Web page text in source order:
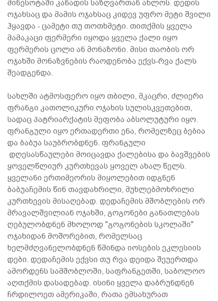
მინესოტაში კანადის საზღვართან ახლოს. დედის
ოჯახსაც და მამის ოჯახსაც კიდევ უფრო მეტი შვილი
ჰყავდა - ცამეტი თუ თოთხმეტი. თითქმის ყველა
მამაკაცი ფერმერი იყოდა ყველა ქალი იყო
ფერმერის ცოლი ან მონაზონი. მისი თაობის ორ
ოჯახში მონაზვნების რაოდენობა ექვს-რვა ქალს
შეადგენდა.
სახლში ატმოსფერო იყო თბილი, მკაცრი, ძლიერი
ფრანგი კათოლიკური ოჯახის სულისკვეთებით,
სადაც პატრიარქატის მეფობა აბსოლუტური იყო.
ფრანგული იყო ერთადერთი ენა, რომელზეც ბებია
და ბაბუა საუბრობდნენ. ფრანგული
დღესასწაულები მოიცავდა ქალებისა და ბავშვების
ყოველწლიურ კურთხევას ყოველ ახალ წელს.
ყველანი ერთიმეორის მიყოლებით იდგნენ
ბაბუაჩემის წინ თავდახრილი, მუხლებმოხრილი
კურთხევის მისაღებად. დედაჩემის მშობლების ორ
მრავალშვილიან ოჯახში, გოგონები განათლებას
ღებულობდნენ მხოლოდ "გოგონების სკოლაში"
ოჯახიდან მოშორებით, რომელსაც
ხელმძღვანელობდნენ წმინდა იოსების ეკლესიის
დები. დედაჩემის ექვსი თუ რვა დეიდა შეუერთდა
ამორდენს სამშობლოში, საფრანგეთში, საბოლოო
აღთქმის დასადებად. ისინი ყველა დაბრუნდნენ
ჩრდილოეთ ამერიკაში, რათა ემსახურათ